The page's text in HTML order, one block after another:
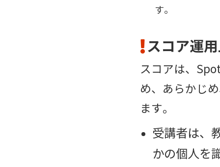
す。
スコア運
スコアは、
め、あらかじ
ます。
受講者は、
かの個人を